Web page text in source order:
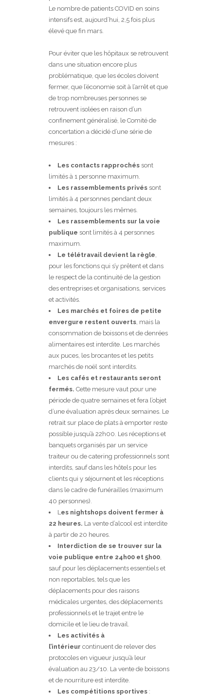
Le nombre de patients COVID en soins
intensifs est, aujourd’hui, 2,5 fois plus
élevé que fin mars.
Pour éviter que les hôpitaux se retrouvent
dans une situation encore plus
problématique, que les écoles doivent
fermer, que l’économie soit à l’arrêt et que
de trop nombreuses personnes se
retrouvent isolées en raison d’un
confinement généralisé, le Comité de
concertation a décidé d’une série de
mesures :
Les contacts rapprochés sont
limités à 1 personne maximum.
Les rassemblements privés sont
limités à 4 personnes pendant deux
semaines, toujours les mêmes.
Les rassemblements sur la voie
publique sont limités à 4 personnes
maximum.
Le télétravail devient la règle
pour les fonctions qui s’y prêtent et dans
le respect de la continuité de la gestion
des entreprises et organisations, services
et activités.
Les marchés et foires de petite
envergure restent ouverts , mais la
consommation de boissons et de denrées
alimentaires est interdite. Les marchés
aux puces, les brocantes et les petits
marchés de noël sont interdits.
Les cafés et restaurants seront
fermés. Cette mesure vaut pour une
période de quatre semaines et fera l’objet
d’une évaluation après deux semaines. Le
retrait sur place de plats à emporter reste
possible jusqu’à 22h00. Les réceptions et
banquets organisés par un service
traiteur ou de catering professionnels sont
interdits, sauf dans les hôtels pour les
clients qui y séjournent et les réceptions
dans le cadre de funérailles (maximum
40 personnes).
L es nightshops doivent fermer à
22 heures. La vente d’alcool est interdite
à partir de 20 heures.
Interdiction de se trouver sur la
voie publique entre 24h00 et 5h00
sauf pour les déplacements essentiels et
non reportables, tels que les
déplacements pour des raisons
médicales urgentes, des déplacements
professionnels et le trajet entre le
domicile et le lieu de travail.
Les activités à
l’intérieur continuent de relever des
protocoles en vigueur jusqu’à leur
évaluation au 23/10. La vente de boissons
et de nourriture est interdite.
Les compétitions sportives :